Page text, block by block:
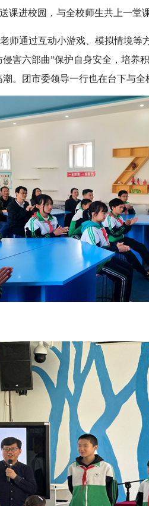
课进校园，与全校师生共上一堂课
师通过互动小游戏、模拟情境
害六部曲”保护自身安全，培养
。团市委领导一行也在台下与全